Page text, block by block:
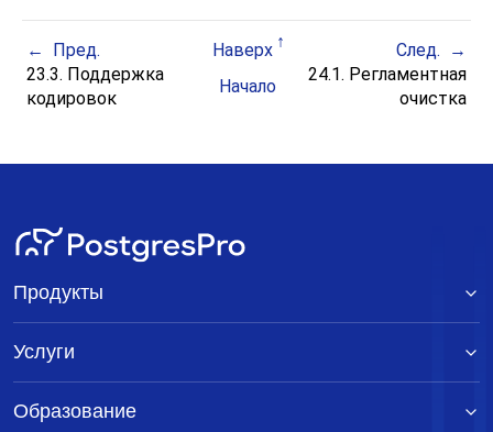
Пред. Наверх
След.
23.3. Поддержка
кодировок
Начало
24.1. Регламентная
очистка
Продукты
Услуги
Образование